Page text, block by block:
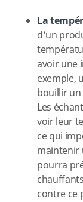
La
d’un
avoir une
exemple,
bouillir
Les
voir leur
ce qui
maintenir
pourra
contre ce